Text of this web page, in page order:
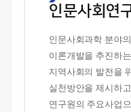
인문사회연
인문사회과학 분야
이론개발을 추진하
지역사회의 발전을
실천방안을 제시하
연구원의 주요사업